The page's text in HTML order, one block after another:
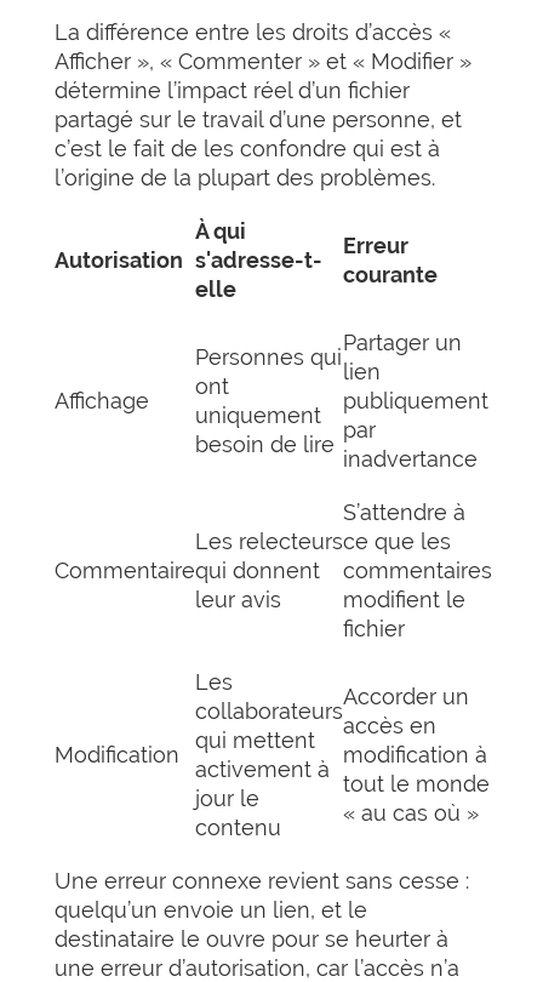
La différence entre les droits d’accès «
Afficher », « Commenter » et « Modifier »
détermine l’impact réel d’un fichier
partagé sur le travail d’une personne, et
c’est le fait de les confondre qui est à
l’origine de la plupart des problèmes.
Autorisation
À qui
s'adresse-t-
elle
Erreur
courante
Affichage
Personnes qui
ont
uniquement
besoin de lire
Partager un
lien
publiquement
par
inadvertance
Commentaire
Les relecteurs
qui donnent
leur avis
S’attendre à
ce que les
commentaires
modifient le
fichier
Modification
Les
collaborateurs
qui mettent
activement à
jour le
contenu
Accorder un
accès en
modification à
tout le monde
« au cas où »
Une erreur connexe revient sans cesse :
quelqu’un envoie un lien, et le
destinataire le ouvre pour se heurter à
une erreur d’autorisation, car l’accès n’a